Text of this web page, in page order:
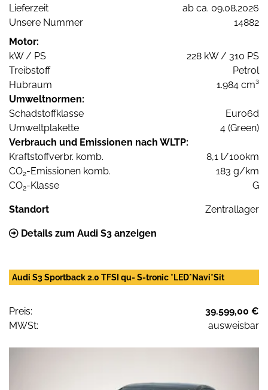
Lieferzeit
ab ca. 09.08.2026
Unsere Nummer
14882
Motor:
kW / PS
228 kW / 310 PS
Treibstoff
Petrol
Hubraum
1.984 cm³
Umweltnormen:
Schadstoffklasse
Euro6d
Umweltplakette
4 (Green)
Verbrauch und Emissionen nach WLTP:
Kraftstoffverbr. komb.
8,1 l/100km
CO2-Emissionen komb.
183 g/km
CO2-Klasse G
Standort Zentrallager
Details zum Audi S3 anzeigen
Audi S3 Sportback 2.0 TFSI qu- S-tronic *LED*Navi*Sit
Preis:
39.599,00 €
MWSt:
ausweisbar